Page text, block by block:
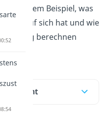
an einem Beispiel, was
damit auf sich hat und wie
berechnen